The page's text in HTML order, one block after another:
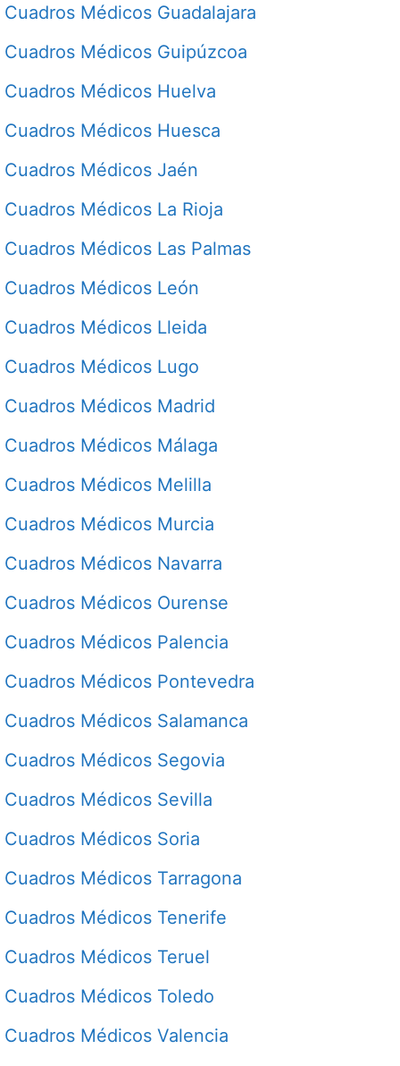
Cuadros Médicos Guadalajara
Cuadros Médicos Guipúzcoa
Cuadros Médicos Huelva
Cuadros Médicos Huesca
Cuadros Médicos Jaén
Cuadros Médicos La Rioja
Cuadros Médicos Las Palmas
Cuadros Médicos León
Cuadros Médicos Lleida
Cuadros Médicos Lugo
Cuadros Médicos Madrid
Cuadros Médicos Málaga
Cuadros Médicos Melilla
Cuadros Médicos Murcia
Cuadros Médicos Navarra
Cuadros Médicos Ourense
Cuadros Médicos Palencia
Cuadros Médicos Pontevedra
Cuadros Médicos Salamanca
Cuadros Médicos Segovia
Cuadros Médicos Sevilla
Cuadros Médicos Soria
Cuadros Médicos Tarragona
Cuadros Médicos Tenerife
Cuadros Médicos Teruel
Cuadros Médicos Toledo
Cuadros Médicos Valencia